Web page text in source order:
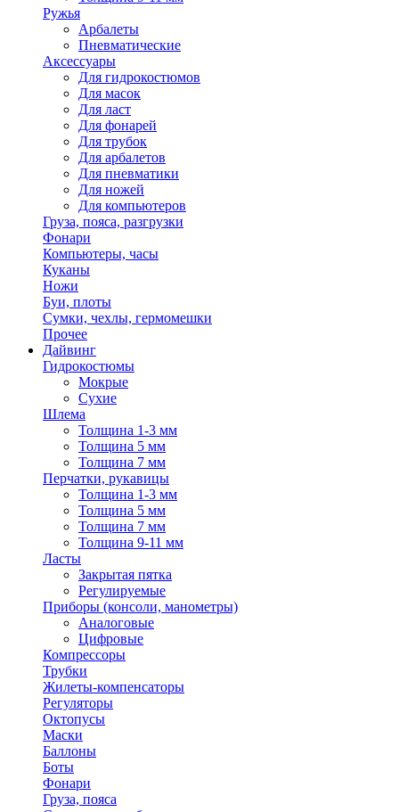
Ружья
Арбалеты
Пневматические
Аксессуары
Для гидрокостюмов
Для масок
Для ласт
Для фонарей
Для трубок
Для арбалетов
Для пневматики
Для ножей
Для компьютеров
Груза, пояса, разгрузки
Фонари
Компьютеры, часы
Куканы
Ножи
Буи, плоты
Сумки, чехлы, гермомешки
Прочее
Дайвинг
Гидрокостюмы
Мокрые
Сухие
Шлема
Толщина 1-3 мм
Толщина 5 мм
Толщина 7 мм
Перчатки, рукавицы
Толщина 1-3 мм
Толщина 5 мм
Толщина 7 мм
Толщина 9-11 мм
Ласты
Закрытая пятка
Регулируемые
Приборы (консоли, манометры)
Аналоговые
Цифровые
Компрессоры
Трубки
Жилеты-компенсаторы
Регуляторы
Октопусы
Маски
Баллоны
Боты
Фонари
Груза, пояса